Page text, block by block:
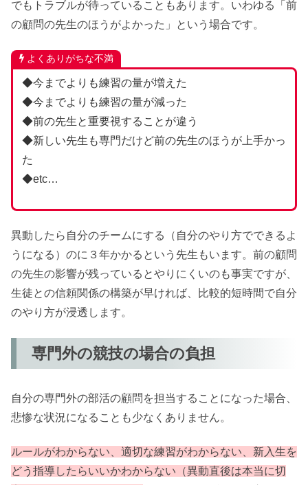
でもトラブルが待っていることもあります。いわゆる「前
の顧問の先生のほうがよかった」という場合です。
よくありがちな不満
◆今までよりも練習の量が増えた
◆今までよりも練習の量が減った
◆前の先生と重要視することが違う
◆新しい先生も専門だけど前の先生のほうが上手かっ
た
◆etc…
異動したら自分のチームにする（自分のやり方でできるよ
うになる）のに３年かかるという先生もいます。前の顧問
の先生の影響が残っているとやりにくいのも事実ですが、
生徒との信頼関係の構築が早ければ、比較的短時間で自分
のやり方が浸透します。
専門外の競技の場合の負担
自分の専門外の部活の顧問を担当することになった場合、
悲惨な状況になることも少なくありません。
ルールがわからない、適切な練習がわからない、新入生を
どう指導したらいいかわからない（異動直後は本当に切